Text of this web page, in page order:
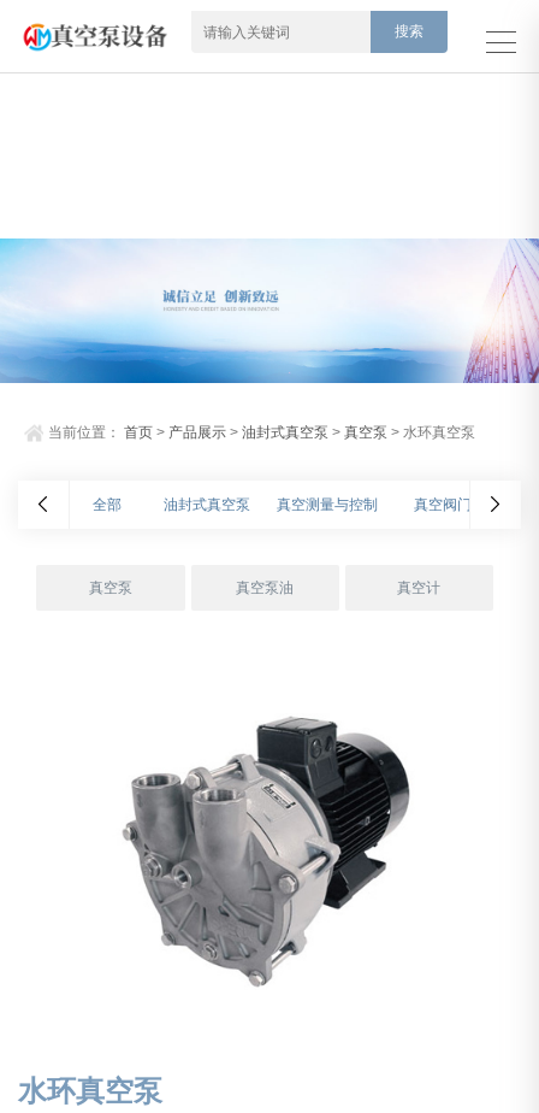
当前位置：首页 > 产品展示 >油封式真空泵 >真空泵 > 水环真空泵
全部 油封式真空泵 真空测量与控制 真空阀门
真空泵 真空泵油 真空计
水环真空泵